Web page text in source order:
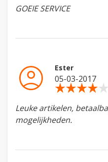
GOEIE SERVICE
account_circle Ester
05-03-2017
star_ratestar_ratestar_ratestar_ratestar_rate
Leuke artikelen,
mogelijkheden.